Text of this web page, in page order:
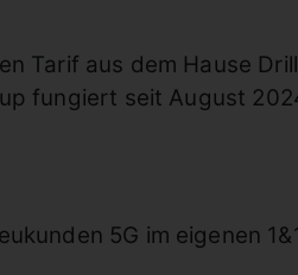
Tarif aus dem Hause
fungiert seit August
5G im eigenen